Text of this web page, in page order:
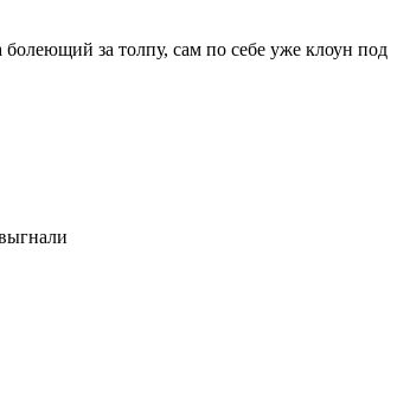
болеющий за толпу, сам по себе уже клоун под